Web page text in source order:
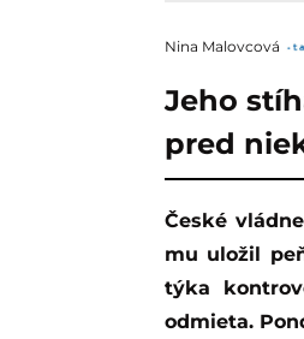
Nina Malovcová
Jeho
pred
České vládne hnutie SPD je podľa súdu vinné z podnecovania k nenávisti, za čo
mu uložil
týka
odmieta.